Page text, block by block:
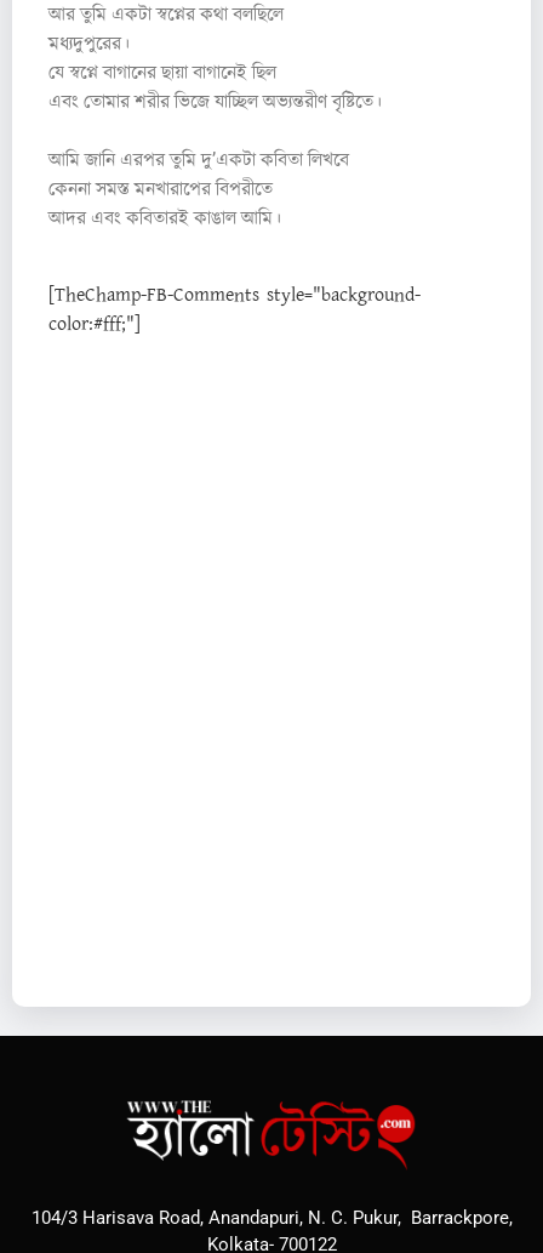
আর তুমি একটা স্বপ্নের কথা বলছিলে
মধ্যদুপুরের।
যে স্বপ্নে বাগানের ছায়া বাগানেই ছিল
এবং তোমার শরীর ভিজে যাচ্ছিল অভ্যন্তরীণ বৃষ্টিতে।
আমি জানি এরপর তুমি দু’একটা কবিতা লিখবে
কেননা সমস্ত মনখারাপের বিপরীতে
আদর এবং কবিতারই কাঙাল আমি।
[TheChamp-FB-Comments style="background-
color:#fff;"]
104/3 Harisava Road, Anandapuri, N. C. Pukur, Barrackpore,
Kolkata- 700122